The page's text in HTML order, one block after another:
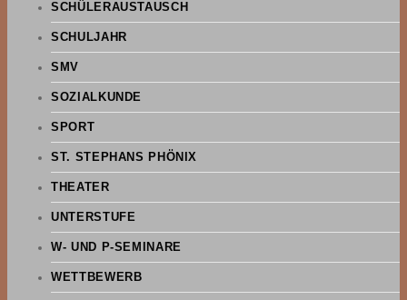
SCHÜLERAUSTAUSCH
SCHULJAHR
SMV
SOZIALKUNDE
SPORT
ST. STEPHANS PHÖNIX
THEATER
UNTERSTUFE
W- UND P-SEMINARE
WETTBEWERB